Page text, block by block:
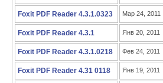
Foxit PDF Reader 4.3.1.0323 Мар 24, 2011
Foxit PDF Reader 4.3.1 Янв 20, 2011
Foxit PDF Reader 4.3.1.0218 Фев 24, 2011
Foxit PDF Reader 4.31 0118 Янв 19, 2011